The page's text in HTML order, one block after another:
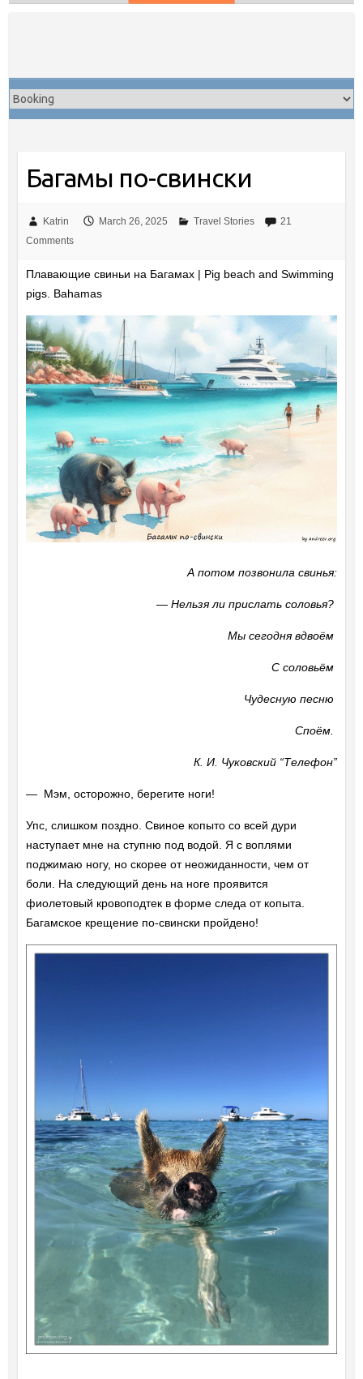
Багамы по-свински
Katrin March 26, 2025 Travel Stories
21
Comments
Плавающие свиньи на Багамах | Pig beach and Swimming
pigs. Bahamas
А потом позвонила свинья:
― Нельзя ли прислать соловья?
Мы сегодня вдвоём
С соловьём
Чудесную песню
Споём.
К. И. Чуковский “Телефон”
―Мэм, осторожно, берегите ноги!
Упс, слишком поздно. Свиное копыто со всей дури
наступает мне на ступню под водой. Я с воплями
поджимаю ногу, но скорее от неожиданности, чем от
боли. На следующий день на ноге проявится
фиолетовый кровоподтек в форме следа от копыта.
Багамское крещение по-свински пройдено!